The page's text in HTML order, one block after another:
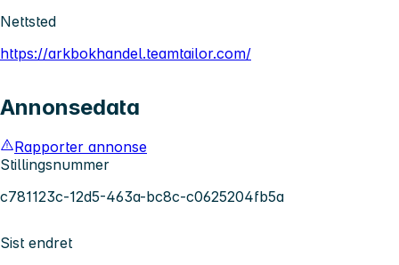
Nettsted
https://arkbokhandel.teamtailor.com/
Annonsedata
Rapporter annonse
Stillingsnummer
c781123c-12d5-463a-bc8c-c0625204fb5a
Sist endret